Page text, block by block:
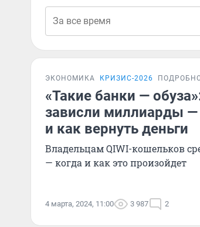
ЭКОНОМИКА КРИЗИС-2026
«Такие банки —
зависли миллиарды —
и как вернуть деньги
Владельцам QIWI-кошельков
— когда и как это произойдет
4 марта, 2024, 11:00 3 987 2